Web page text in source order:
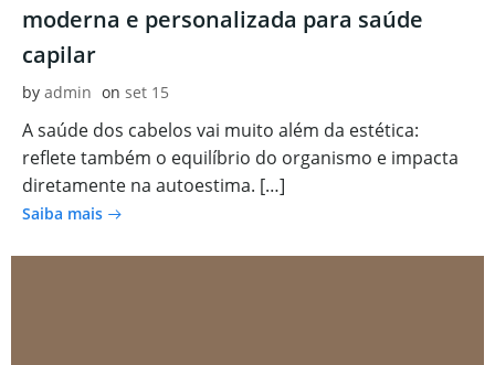
moderna e personalizada para saúde
capilar
by admin on set 15
A saúde dos cabelos vai muito além da estética:
reflete também o equilíbrio do organismo e impacta
diretamente na autoestima. […]
Saiba mais